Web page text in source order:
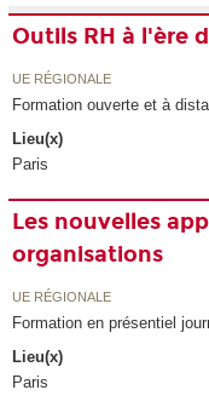
Outils RH à l'ère
UE RÉGIONALE
Formation ouverte et à
Lieu(x)
Paris
Les nouvelles
organisations
UE RÉGIONALE
Formation en présentiel
Lieu(x)
Paris